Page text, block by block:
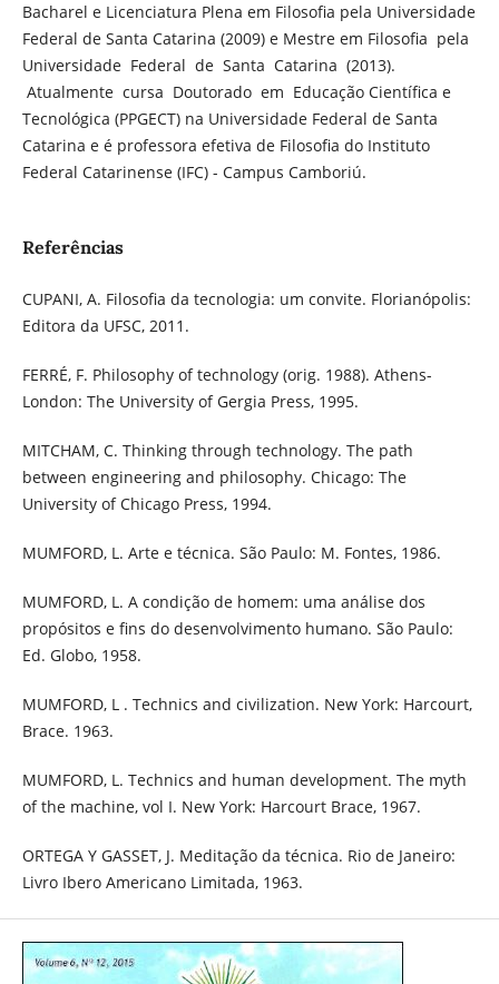
Bacharel e Licenciatura Plena em Filosofia pela Universidade
Federal de Santa Catarina (2009) e Mestre em Filosofia pela
Universidade Federal de Santa Catarina (2013).
Atualmente cursa Doutorado em Educação Científica e
Tecnológica (PPGECT) na Universidade Federal de Santa
Catarina e é professora efetiva de Filosofia do Instituto
Federal Catarinense (IFC) - Campus Camboriú.
Referências
CUPANI, A. Filosofia da tecnologia: um convite. Florianópolis:
Editora da UFSC, 2011.
FERRÉ, F. Philosophy of technology (orig. 1988). Athens-
London: The University of Gergia Press, 1995.
MITCHAM, C. Thinking through technology. The path
between engineering and philosophy. Chicago: The
University of Chicago Press, 1994.
MUMFORD, L. Arte e técnica. São Paulo: M. Fontes, 1986.
MUMFORD, L. A condição de homem: uma análise dos
propósitos e fins do desenvolvimento humano. São Paulo:
Ed. Globo, 1958.
MUMFORD, L . Technics and civilization. New York: Harcourt,
Brace. 1963.
MUMFORD, L. Technics and human development. The myth
of the machine, vol I. New York: Harcourt Brace, 1967.
ORTEGA Y GASSET, J. Meditação da técnica. Rio de Janeiro:
Livro Ibero Americano Limitada, 1963.